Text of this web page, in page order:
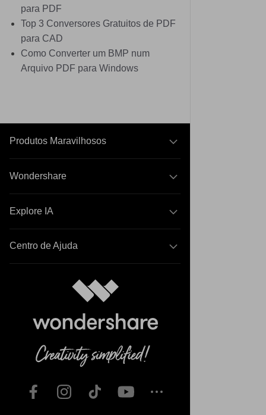
para PDF
Top 3 Conversores Gratuitos de PDF
para CAD
Como Converter um BMP num
Arquivo PDF para Windows
Produtos Maravilhosos
Wondershare
Explore IA
Centro de Ajuda